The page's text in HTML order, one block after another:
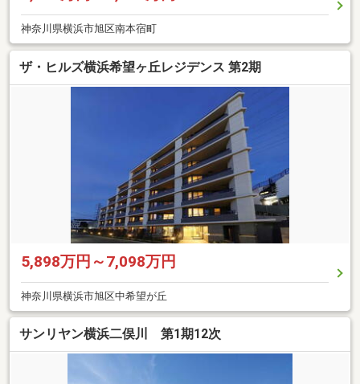
神奈川県横浜市旭区南本宿町
ザ・ヒルズ横浜希望ヶ丘レジデンス 第2期
5,898万円～7,098万円
神奈川県横浜市旭区中希望が丘
サンリヤン横浜二俣川 第1期12次